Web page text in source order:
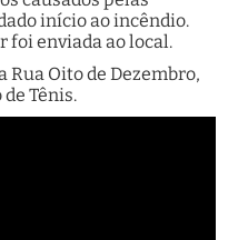
início ao incêndio.
foi enviada ao local.
Rua Oito de Dezembro,
Tênis.